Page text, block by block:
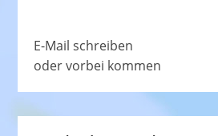
E-Mail schreiben
oder vorbei kommen